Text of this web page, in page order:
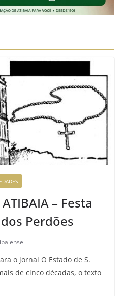
ATIBAIA – Festa
Perdões
o jornal O Estado de S.
de cinco décadas, o texto